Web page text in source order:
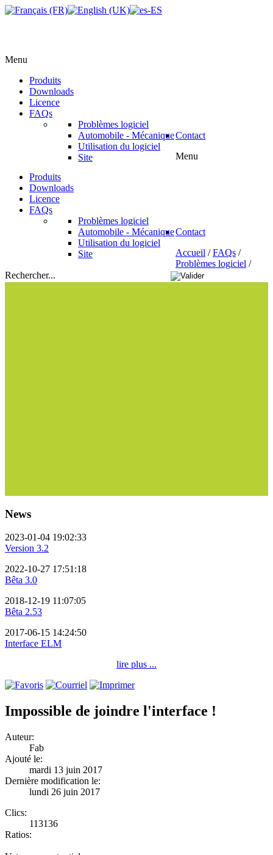
Menu
Produits
Downloads
Licence
FAQs
Problèmes logiciel
Automobile - Mécanique
Utilisation du logiciel
Site
Contact
Menu
Produits
Downloads
Licence
FAQs
Problèmes logiciel
Automobile - Mécanique
Utilisation du logiciel
Site
Contact
Accueil /FAQs /
Problèmes logiciel /
Rechercher...
News
2023-01-04 19:02:33
Version 3.2
2022-10-27 17:51:18
Bêta 3.0
2018-12-19 11:07:05
Bêta 2.53
2017-06-15 14:24:50
Interface ELM
lire plus ...
Impossible de joindre l'interface !
Auteur:
Fab
Ajouté le:
mardi 13 juin 2017
Dernière modification le:
lundi 26 juin 2017
Clics:
113136
Ratios: